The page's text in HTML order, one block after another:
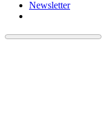
Newsletter